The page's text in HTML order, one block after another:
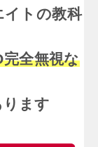
トの教科
全無視な
ます